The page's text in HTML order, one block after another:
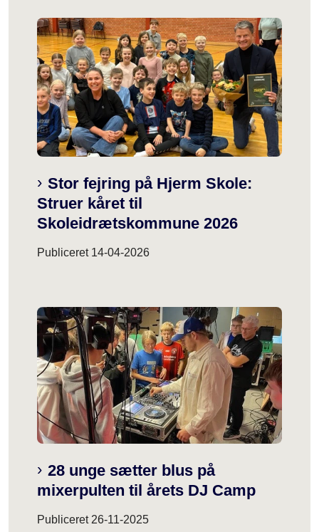
Stor fejring på Hjerm Skole:
Struer kåret til
Skoleidrætskommune 2026
Publiceret 14-04-2026
28 unge sætter blus på
mixerpulten til årets DJ Camp
Publiceret 26-11-2025